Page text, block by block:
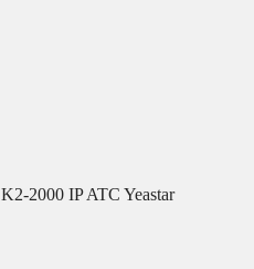
K2-2000 IP ATC Yeastar